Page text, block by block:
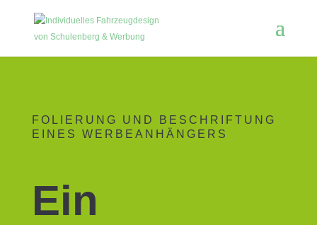
FOLIERUNG UND BESCHRIFTUNG
EINES WERBEANHÄNGERS
Ein